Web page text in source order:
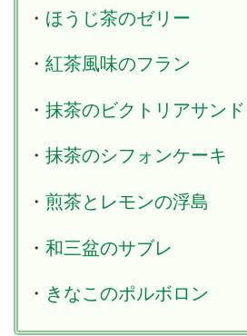
・ ほうじ茶のゼリー
・ 紅茶風味のフラン
・ 抹茶のビクトリアサン
・ 抹茶のシフォンケーキ
・ 煎茶とレモンの浮島
・ 和三盆のサブレ
・ きなこのポルボロン